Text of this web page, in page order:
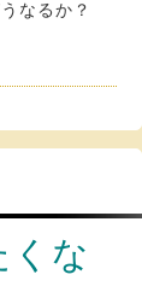
なるか？
くな